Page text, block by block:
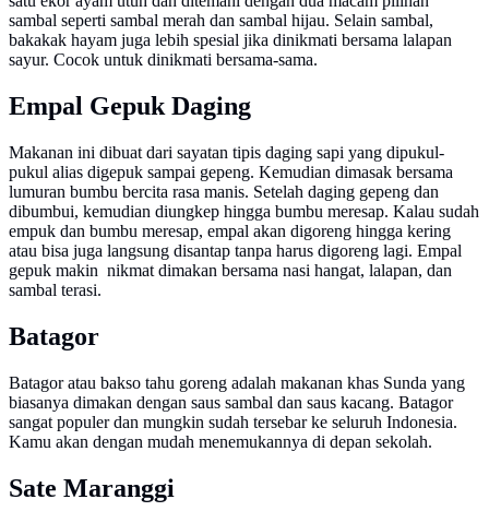
sambal seperti sambal merah dan sambal hijau. Selain sambal,
bakakak hayam juga lebih spesial jika dinikmati bersama lalapan
sayur. Cocok untuk dinikmati bersama-sama.
Empal Gepuk Daging
Makanan ini dibuat dari sayatan tipis daging sapi yang dipukul-
pukul alias digepuk sampai gepeng. Kemudian dimasak bersama
lumuran bumbu bercita rasa manis. Setelah daging gepeng dan
dibumbui, kemudian diungkep hingga bumbu meresap. Kalau sudah
empuk dan bumbu meresap, empal akan digoreng hingga kering
atau bisa juga langsung disantap tanpa harus digoreng lagi. Empal
gepuk makin nikmat dimakan bersama nasi hangat, lalapan, dan
sambal terasi.
Batagor
Batagor atau bakso tahu goreng adalah makanan khas Sunda yang
biasanya dimakan dengan saus sambal dan saus kacang. Batagor
sangat populer dan mungkin sudah tersebar ke seluruh Indonesia.
Kamu akan dengan mudah menemukannya di depan sekolah.
Sate Maranggi